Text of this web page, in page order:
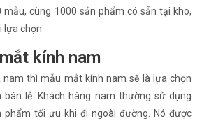
mẫu, cùng 1000 sản phẩm có sẵn tại kho,
chọn.
kính nam
nam thì mẫu mắt kính nam sẽ là lựa chọn
bán lẻ. Khách hàng nam thường sử dụng
tối ưu khi đi ngoài đường. Nó được